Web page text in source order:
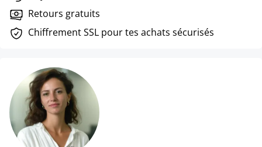
Retours gratuits
Chiffrement SSL pour tes achats sécurisés